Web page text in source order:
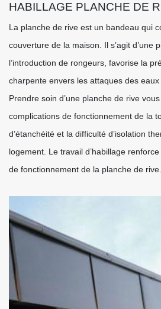
HABILLAGE PLANCHE DE
La planche de rive est un bandeau qui
couverture de la maison. Il s’agit d’une
l’introduction de rongeurs, favorise la
charpente envers les attaques des
Prendre soin d’une planche de rive
complications de fonctionnement de la
d’étanchéité et la difficulté d’isolation
logement. Le travail d’habillage
de fonctionnement de la planche de rive.